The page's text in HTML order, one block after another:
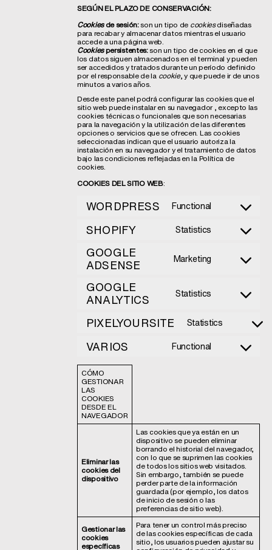
SEGÚN EL PLAZO DE CONSERVACIÓN:
Cookiesdesesión:son un tipo de cookiesdiseñadas
para recabar y almacenar datos mientras el usuario
accede a una página web.
Cookiespersistentes:son un tipo de cookies en el que
los datos siguen almacenados en el terminal y pueden
ser accedidos y tratados durante un período definido
por el responsable de la cookie, y que puede ir de unos
minutos a varios años.
Desde este panel podrá configurar las cookies que el
sitio web puede instalar en su navegador, excepto las
cookies técnicas o funcionales que son necesarias
para la navegación y la utilización de las diferentes
opciones o servicios que se ofrecen. Las cookies
seleccionadas indican que el usuario autoriza la
instalación en su navegador y el tratamiento de datos
bajo las condiciones reflejadas en la Política de
cookies.
COOKIES DEL SITIO WEB:
WORDPRESS Functional
Consent
service
wordpress
SHOPIFY Statistics
Consent
shopify
GOOGLE
ADSENSE
Marketing
Consent
adsense
GOOGLE
ANALYTICS
Statistics
Consent
google-
PIXELYOURSITE Statistics
Consent
service
VARIOS Functional
Consent
CÓMO
GESTIONAR
LAS
COOKIES
DESDE EL
NAVEGADOR
Eliminar las
cookies del
dispositivo
Las cookies que ya están en un
dispositivo se pueden eliminar
borrando el historial del navegador,
con lo que se suprimen las cookies
de todos los sitios web visitados.
Sin embargo, también se puede
perder parte de la información
guardada (por ejemplo, los datos
de inicio de sesión o las
preferencias de sitio web).
Gestionar las
cookies
específicas
Para tener un control más preciso
de las cookies específicas de cada
sitio, los usuarios pueden ajustar su